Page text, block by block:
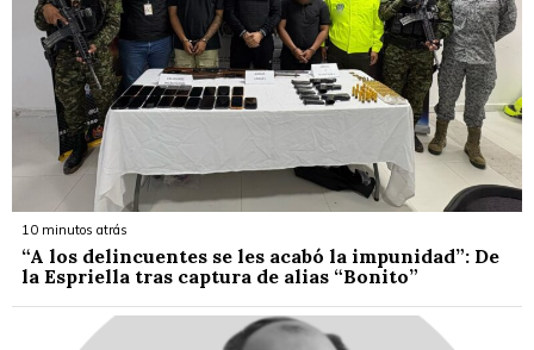
10 minutos atrás
“A los delincuentes se les acabó la impunidad”: De
la Espriella tras captura de alias “Bonito”